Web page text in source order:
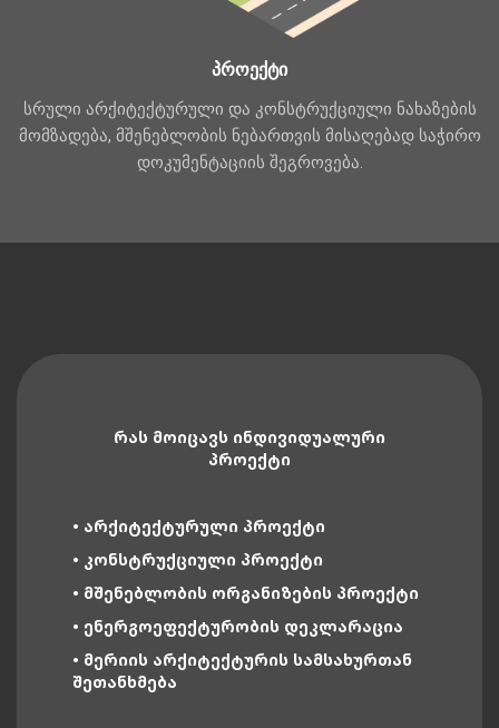
პროექტი
სრული არქიტექტურული და კონსტრუქციული ნახაზების
მომზადება, მშენებლობის ნებართვის მისაღებად საჭირო
დოკუმენტაციის შეგროვება.
ᲠᲐᲡ ᲛᲝᲘᲪᲐᲕᲡ ᲘᲜᲓᲘᲕᲘᲓᲣᲐᲚᲣᲠᲘ
ᲞᲠᲝᲔᲥᲢᲘ
• ᲐᲠᲥᲘᲢᲔᲥᲢᲣᲠᲣᲚᲘ ᲞᲠᲝᲔᲥᲢᲘ
• ᲙᲝᲜᲡᲢᲠᲣᲥᲪᲘᲣᲚᲘ ᲞᲠᲝᲔᲥᲢᲘ
• ᲛᲨᲔᲜᲔᲑᲚᲝᲑᲘᲡ ᲝᲠᲒᲐᲜᲘᲖᲔᲑᲘᲡ ᲞᲠᲝᲔᲥᲢᲘ
• ᲔᲜᲔᲠᲒᲝᲔᲤᲔᲥᲢᲣᲠᲝᲑᲘᲡ ᲓᲔᲙᲚᲐᲠᲐᲪᲘᲐ
• ᲛᲔᲠᲘᲘᲡ ᲐᲠᲥᲘᲢᲔᲥᲢᲣᲠᲘᲡ ᲡᲐᲛᲡᲐᲮᲣᲠᲗᲐᲜ
ᲨᲔᲗᲐᲜᲮᲛᲔᲑᲐ